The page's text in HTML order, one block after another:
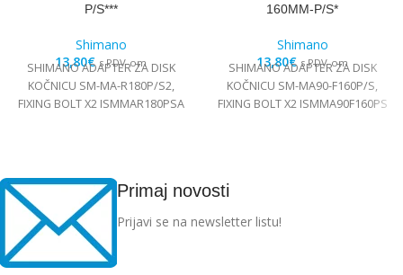
P/S***
Shimano
13,80€ s PDV-om
SHIMANO ADAPTER ZA DISK
KOČNICU SM-MA-R180P/S2,
FIXING BOLT X2 ISMMAR180PSA
160MM-P/S*
Shimano
13,80€ s PDV-om
SHIMANO ADAPTER ZA DISK
KOČNICU SM-MA90-F160P/S,
FIXING BOLT X2 ISMMA90F160PS
Primaj novosti
Prijavi se na newsletter listu!